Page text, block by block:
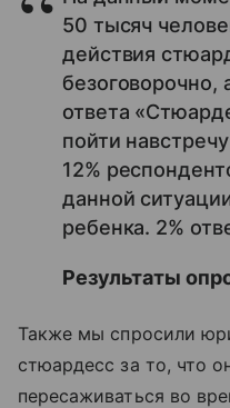
50 тысяч
действия
безоговорочно,
ответа
пойти
12%
данной
ребенка. 2%
Результаты
Также мы спросили
стюардесс за то, что
пересаживаться во